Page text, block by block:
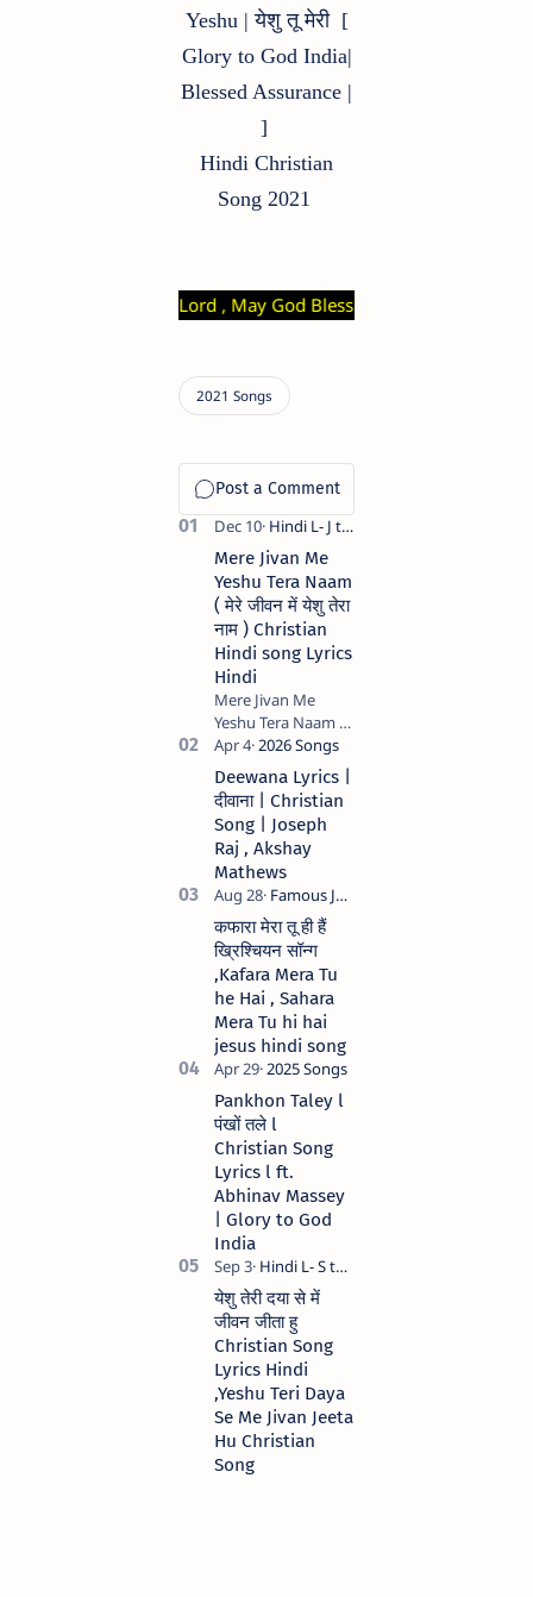
Yeshu | येशु तू मेरी [
Glory to God India|
Blessed Assurance |
]
Hindi Christian
Song 2021
: Praise The Lord , May God Bless You
Mere Jivan Me
Yeshu Tera Naam
( मेरे जीवन में येशु तेरा
नाम ) Christian
Hindi song Lyrics
Hindi
Mere Jivan Me
Yeshu Tera Naam (
मेरे जीवन में येशु तेरा नाम )
Christian Hindi
song Lyrics Hindi
Anil Kant …
Deewana Lyrics |
दीवाना | Christian
Song | Joseph
Raj , Akshay
Mathews
कफारा मेरा तू ही हैं
ख्रिश्चियन सॉन्ग
,Kafara Mera Tu
he Hai , Sahara
Mera Tu hi hai
jesus hindi song
Pankhon Taley l
पंखों तले l
Christian Song
Lyrics l ft.
Abhinav Massey
| Glory to God
India
येशु तेरी दया से में
जीवन जीता हु
Christian Song
Lyrics Hindi
,Yeshu Teri Daya
Se Me Jivan Jeeta
Hu Christian
Song